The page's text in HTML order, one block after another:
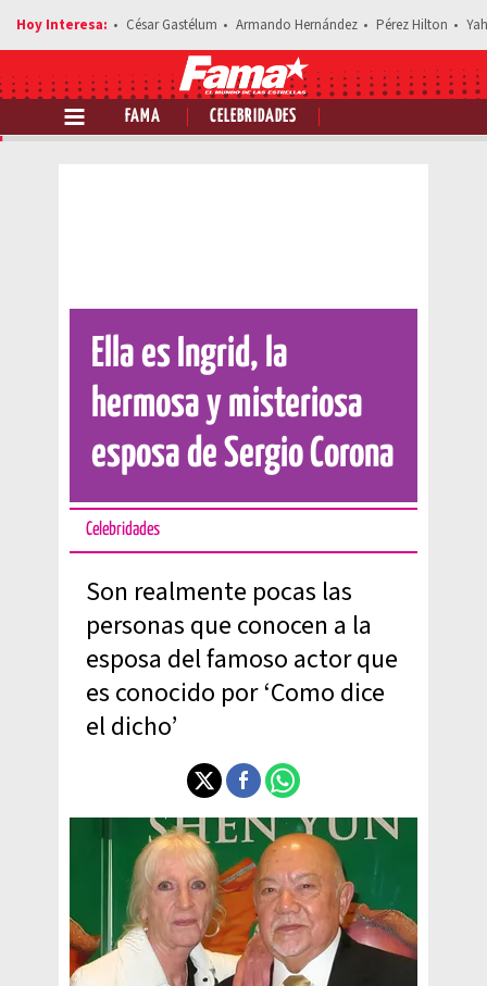
César Gastélum Armando Hernández Pérez Hilton
FAMA CELEBRIDADES
Comparte esta noticia
Ella es Ingrid, la
hermosa y misteriosa
esposa de Sergio Corona
Celebridades
Son realmente pocas las
personas que conocen a la
esposa del famoso actor que
es conocido por ‘Como dice
el dicho’